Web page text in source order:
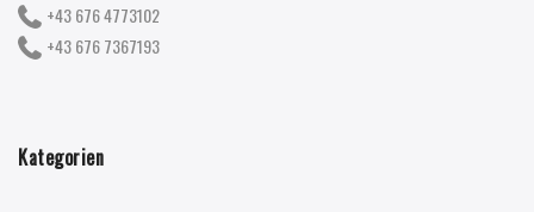
+43 676 4773102
+43 676 7367193
Kategorien